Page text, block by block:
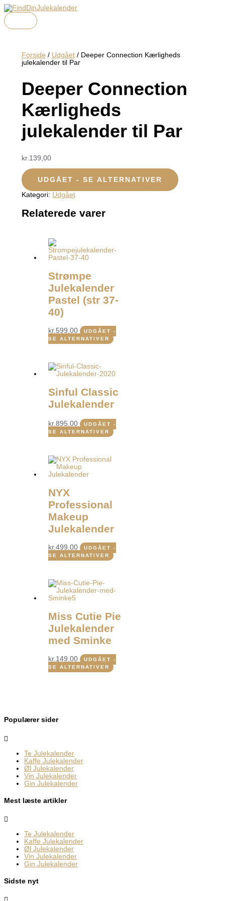
Gå
til
indholdet
Forside / Udgået/ Deeper Connection Kærligheds
julekalender til Par
Deeper Connection
Kærligheds
julekalender til Par
kr. 139,00
UDGÅET - SE ALTERNATIVER
Kategori: Udgået
Relaterede varer
Strømpe
Julekalender
Pastel (str 37-
40)
kr.599,00
UDGÅET -
SE ALTERNATIVER
Sinful Classic
Julekalender
kr.895,00
UDGÅET -
SE ALTERNATIVER
NYX
Professional
Makeup
Julekalender
kr.499,00
UDGÅET -
SE ALTERNATIVER
Miss Cutie Pie
Julekalender
med Sminke
kr.149,00
UDGÅET -
SE ALTERNATIVER
Populærer sider
Menu
Te Julekalender
Kaffe Julekalender
Øl Julekalender
Vin Julekalender
Gin Julekalender
Mest læste artikler
Menu
Te Julekalender
Kaffe Julekalender
Øl Julekalender
Vin Julekalender
Gin Julekalender
Sidste nyt
Menu